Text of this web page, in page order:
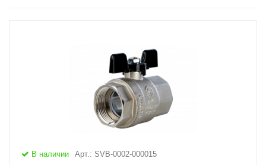
В наличии Арт.: SVB-0002-000015